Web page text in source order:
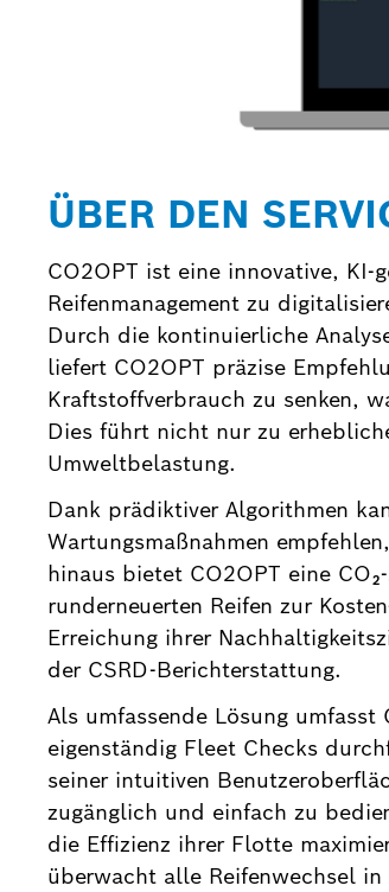
ÜBER DEN
CO2OPT ist eine innovative,
Reifenmanagement zu
Durch die kontinuierliche
liefert CO2OPT präzise
Kraftstoffverbrauch zu senken,
Dies führt nicht nur zu
Umweltbelastung.
Dank prädiktiver Algorithmen
Wartungsmaßnahmen
hinaus bietet CO2OPT eine
runderneuerten Reifen zur
Erreichung ihrer
der CSRD-Berichterstattung.
Als umfassende Lösung
eigenständig Fleet Checks
seiner intuitiven
zugänglich und einfach zu
die Effizienz ihrer Flotte
überwacht alle Reifenwechsel